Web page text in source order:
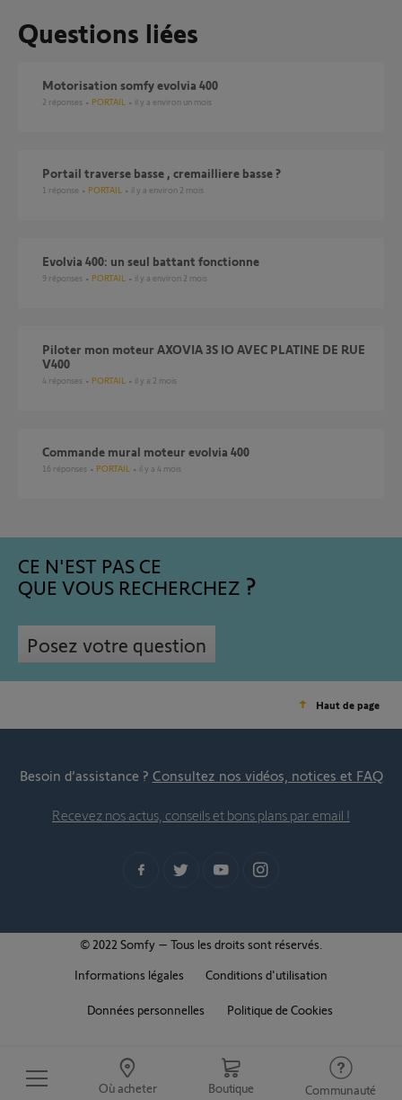
Où acheter Boutique Communauté
Questions liées
motorisation somfy evolvia 400
2 réponses PORTAIL il y a environ un mois
portail traverse basse , cremailliere basse ?
1 réponse PORTAIL il y a environ 2 mois
Evolvia 400: un seul battant fonctionne
9 réponses PORTAIL il y a environ 2 mois
Piloter mon moteur AXOVIA 3S IO AVEC PLATINE DE RUE
V400
4 réponses PORTAIL il y a 2 mois
Commande mural moteur evolvia 400
16 réponses PORTAIL il y a 4 mois
CE N'EST PAS CE
QUE VOUS RECHERCHEZ
Posez votre question
Haut de page
Besoin d’assistance ? Consultez nos vidéos, notices et FAQ
Recevez nos actus, conseils et bons plans par email !
© 2022 Somfy – Tous les droits sont réservés.
Informations légales
Conditions d'utilisation
Données personnelles Politique de Cookies